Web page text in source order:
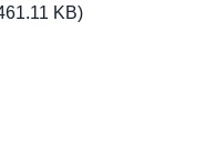
KB)